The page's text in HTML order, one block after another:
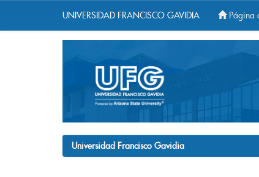
UNIVERSIDAD FRANCISCO GAVIDIA Página
Universidad Francisco Gavidia